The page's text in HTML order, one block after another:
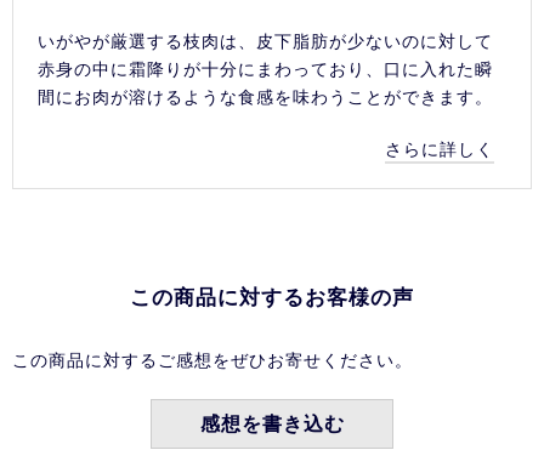
いがやが厳選する枝肉は、皮下脂肪が少ないのに対して
赤身の中に霜降りが十分にまわっており、口に入れた瞬
間にお肉が溶けるような食感を味わうことができます。
さらに詳しく
この商品に対するお客様の声
この商品に対するご感想をぜひお寄せください。
感想を書き込む